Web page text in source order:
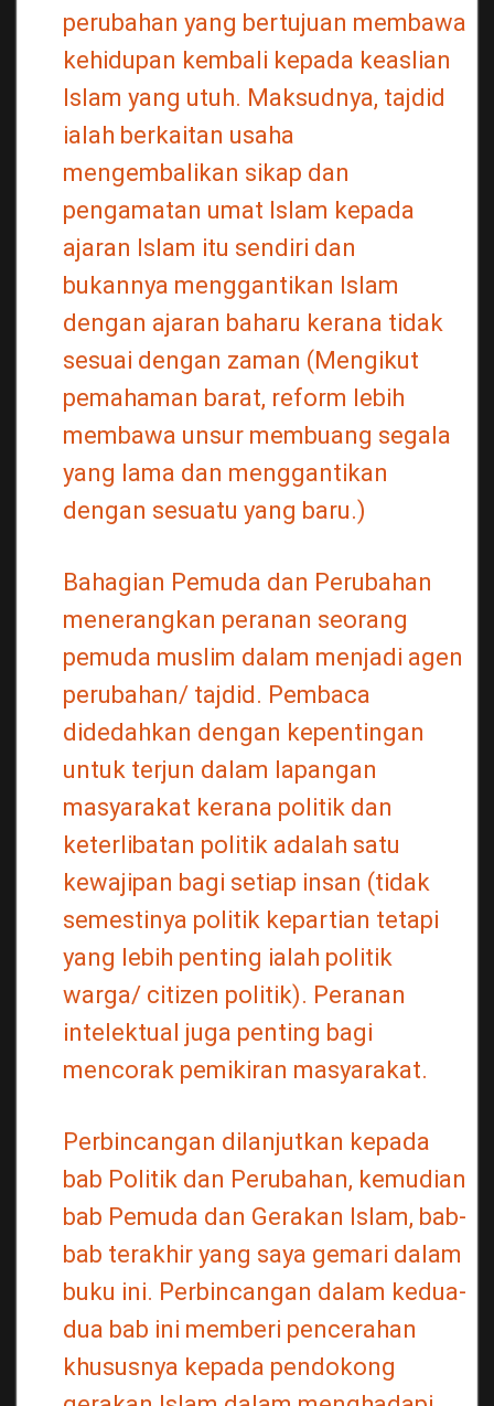
perubahan yang bertujuan membawa
kehidupan kembali kepada keaslian
Islam yang utuh. Maksudnya, tajdid
ialah berkaitan usaha
mengembalikan sikap dan
pengamatan umat Islam kepada
ajaran Islam itu sendiri dan
bukannya menggantikan Islam
dengan ajaran baharu kerana tidak
sesuai dengan zaman (Mengikut
pemahaman barat, reform lebih
membawa unsur membuang segala
yang lama dan menggantikan
dengan sesuatu yang baru.)
Bahagian Pemuda dan Perubahan
menerangkan peranan seorang
pemuda muslim dalam menjadi agen
perubahan/ tajdid. Pembaca
didedahkan dengan kepentingan
untuk terjun dalam lapangan
masyarakat kerana politik dan
keterlibatan politik adalah satu
kewajipan bagi setiap insan (tidak
semestinya politik kepartian tetapi
yang lebih penting ialah politik
warga/ citizen politik). Peranan
intelektual juga penting bagi
mencorak pemikiran masyarakat.
Perbincangan dilanjutkan kepada
bab Politik dan Perubahan, kemudian
bab Pemuda dan Gerakan Islam, bab-
bab terakhir yang saya gemari dalam
buku ini. Perbincangan dalam kedua-
dua bab ini memberi pencerahan
khususnya kepada pendokong